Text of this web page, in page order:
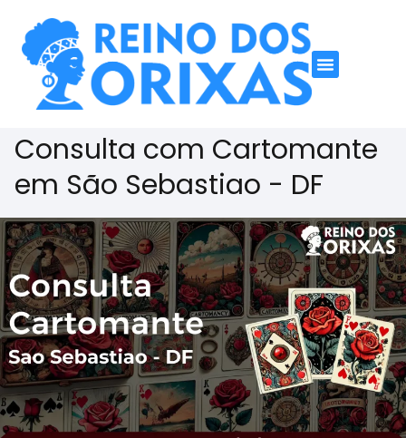
Consulta com Cartomante
em São Sebastiao - DF